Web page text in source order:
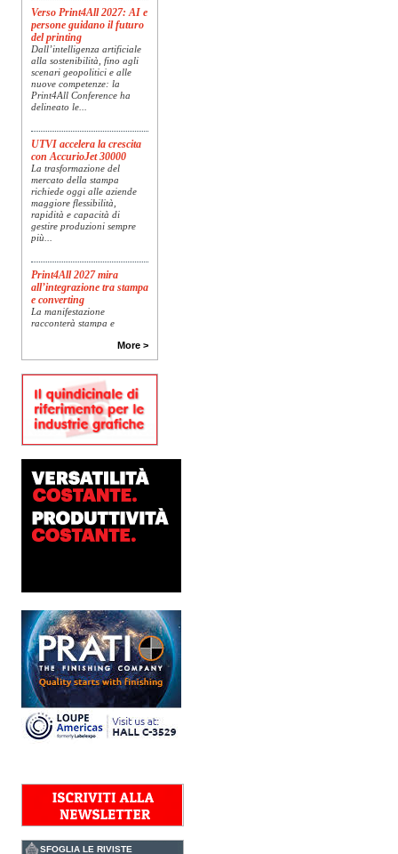
Verso Print4All 2027: AI e
persone guidano il futuro
del printing
Dall’intelligenza artificiale
alla sostenibilità, fino agli
scenari geopolitici e alle
nuove competenze: la
Print4All Conference ha
delineato le...
UTVI accelera la crescita
con AccurioJet 30000
La trasformazione del
mercato della stampa
richiede oggi alle aziende
maggiore flessibilità,
rapidità e capacità di
gestire produzioni sempre
più...
Print4All 2027 mira
all’integrazione tra stampa
e converting
La manifestazione
racconterà stampa e
converting a 360 gradi: dal
package printing alle
Una...
Platinum Technologies
presenta SIGNATURE
sviluppo e analisi
approfondita delle reali
esigenze produttive del
mercato, Platinum
europeo di ricerca e...
integrare nel proprio
AccurioJet 30000 di Konica
Minolta, il sistema inkjet UV
LED B2+ progettato per...
Polyedra diventa un
marchio europeo: nasce
Polyedra Distribution
Group
Le società di distribuzione di
Torraspapel adottano il
Spagna, Francia e...
Kolor+Service e T&K
Grafiche
More >
SFOGLIA LE RIVISTE